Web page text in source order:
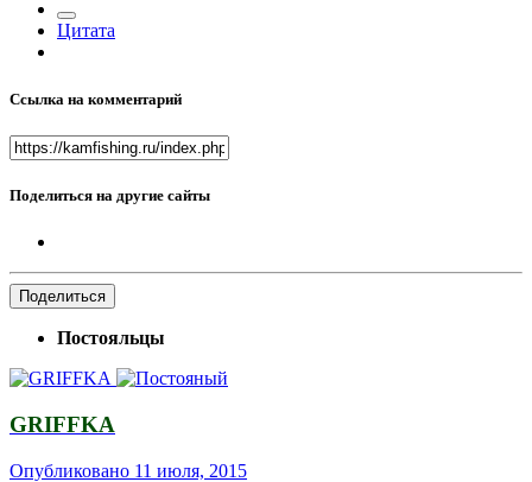
Цитата
Ссылка на комментарий
Поделиться на другие сайты
Поделиться
Постояльцы
GRIFFKA
Опубликовано 11 июля, 2015